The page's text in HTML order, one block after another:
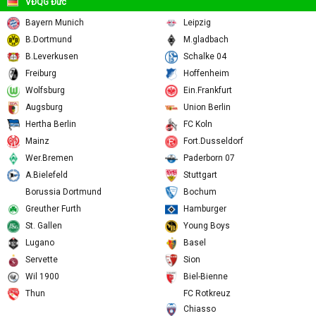
Cameroon U23
VĐQG Đức
Bayern Munich
Leipzig
B.Dortmund
M.gladbach
B.Leverkusen
Schalke 04
Freiburg
Hoffenheim
Wolfsburg
Ein.Frankfurt
Union Berlin
FC Koln
Mainz
Paderborn 07
A.Bielefeld
Stuttgart
Borussia Dortmund
Hamburger
Lugano
Basel
Servette
Biel-Bienne